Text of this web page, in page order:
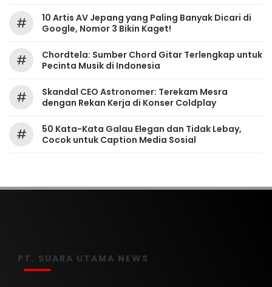
#
10 Artis AV Jepang yang Paling Banyak Dicari di
Google, Nomor 3 Bikin Kaget!
#
Chordtela: Sumber Chord Gitar Terlengkap untuk
Pecinta Musik di Indonesia
#
Skandal CEO Astronomer: Terekam Mesra
dengan Rekan Kerja di Konser Coldplay
#
50 Kata-Kata Galau Elegan dan Tidak Lebay,
Cocok untuk Caption Media Sosial
PT. SUARA UTAMA NEWS